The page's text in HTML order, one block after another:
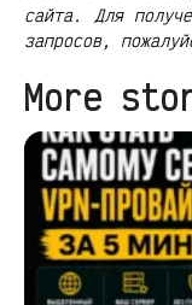
сайта. Для
запросов,
More